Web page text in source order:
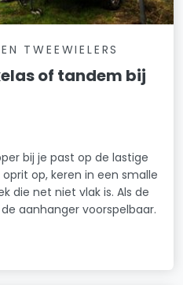
TWEEWIELERS
of tandem bij
bij je past op de lastige
op, keren in een smalle
die net niet vlak is. Als de
aanhanger voorspelbaar.